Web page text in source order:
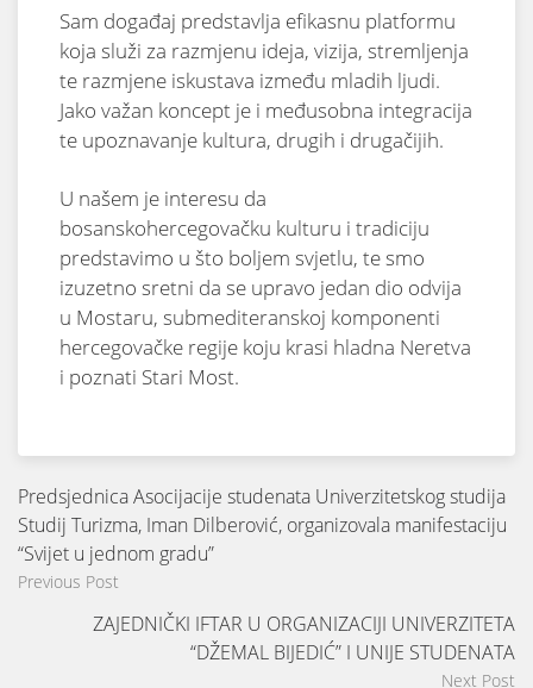
Sam događaj predstavlja efikasnu platformu
koja služi za razmjenu ideja, vizija, stremljenja
te razmjene iskustava između mladih ljudi.
Jako važan koncept je i međusobna integracija
te upoznavanje kultura, drugih i drugačijih.
U našem je interesu da
bosanskohercegovačku kulturu i tradiciju
predstavimo u što boljem svjetlu, te smo
izuzetno sretni da se upravo jedan dio odvija
u Mostaru, submediteranskoj komponenti
hercegovačke regije koju krasi hladna Neretva
i poznati Stari Most.
Predsjednica Asocijacije studenata Univerzitetskog studija
Studij Turizma, Iman Dilberović, organizovala manifestaciju
“Svijet u jednom gradu”
Previous Post
ZAJEDNIČKI IFTAR U ORGANIZACIJI UNIVERZITETA
“DŽEMAL BIJEDIĆ” I UNIJE STUDENATA
Next Post